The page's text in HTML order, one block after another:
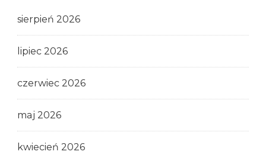
sierpień 2026
lipiec 2026
czerwiec 2026
maj 2026
kwiecień 2026